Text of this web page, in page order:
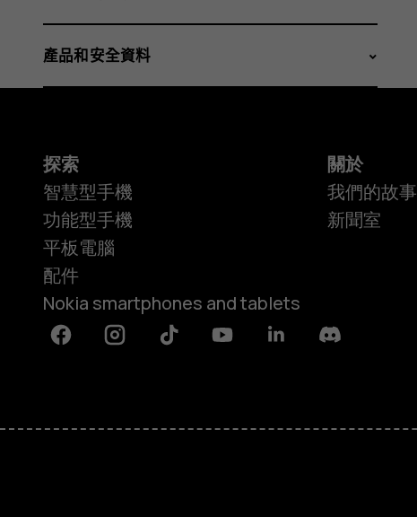
產品和安全資料
探索
智慧型手機
功能型手機
平板電腦
配件
Nokia smartphones and tablets
關於
我們的故事
新聞室
FacebookInstagramTiktok YoutubeLinkedinDiscord